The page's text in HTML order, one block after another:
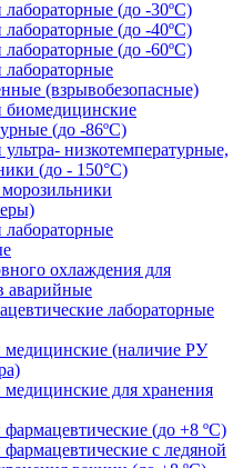
(до -30ºС)
(до -40ºС)
(до -60ºС)
(взрывобезопасные)
(до -86ºС)
низкотемпературные,
(до - 150°С)
охлаждения для
аварийные
лабораторные
медицинские (наличие РУ
для хранения
(до +8 ºС)
с ледяной